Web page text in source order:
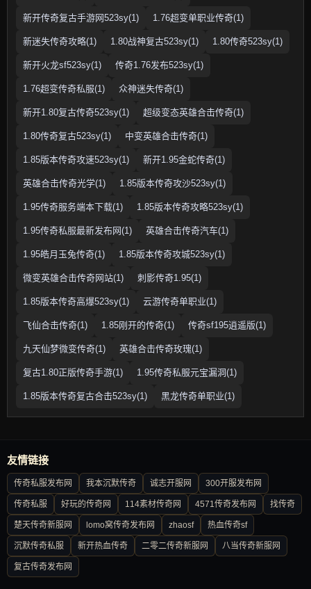
新开传奇复古手游网523sy(1) 1.76超变单职业传奇(1)
新迷失传奇攻略(1) 1.80战神复古523sy(1) 1.80传奇523sy(1)
新开火龙sf523sy(1) 传奇1.76发布523sy(1)
1.76超变传奇私服(1) 众神迷失传奇(1)
新开1.80复古传奇523sy(1) 超级变态英雄合击传奇(1)
1.80传奇复古523sy(1) 中变英雄合击传奇(1)
1.85版本传奇攻速523sy(1) 新开1.95金蛇传奇(1)
英雄合击传奇光学(1) 1.85版本传奇攻沙523sy(1)
1.95传奇服务端本下载(1) 1.85版本传奇攻略523sy(1)
1.95传奇私服最新发布网(1) 英雄合击传奇汽车(1)
1.95皓月玉兔传奇(1) 1.85版本传奇攻城523sy(1)
微变英雄合击传奇网站(1) 刺影传奇1.95(1)
1.85版本传奇高爆523sy(1) 云游传奇单职业(1)
飞仙合击传奇(1) 1.85刚开的传奇(1) 传奇sf195逍遥版(1)
九天仙梦微变传奇(1) 英雄合击传奇玫瑰(1)
复古1.80正版传奇手游(1) 1.95传奇私服元宝漏洞(1)
1.85版本传奇复古合击523sy(1) 黑龙传奇单职业(1)
友情链接
传奇私服发布网 我本沉默传奇 诚志开服网 300开服发布网
传奇私服 好玩的传奇网 114素材传奇网 4571传奇发布网 找传奇
楚天传奇新服网 lomo窝传奇发布网 zhaosf 热血传奇sf
沉默传奇私服 新开热血传奇 二零二传奇新服网 八当传奇新服网
复古传奇发布网